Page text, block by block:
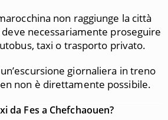
non raggiunge la città
necessariamente proseguire
taxi o trasporto privato.
giornaliera in treno
non è direttamente possibile.
da Fes a Chefchaouen?